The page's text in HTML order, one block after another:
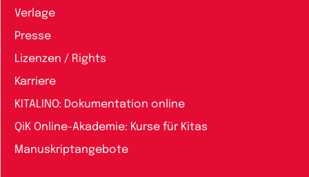
Verlage
Presse
Lizenzen / Rights
Karriere
KITALINO: Dokumentation online
QiK Online-Akademie: Kurse für Kitas
Manuskriptangebote